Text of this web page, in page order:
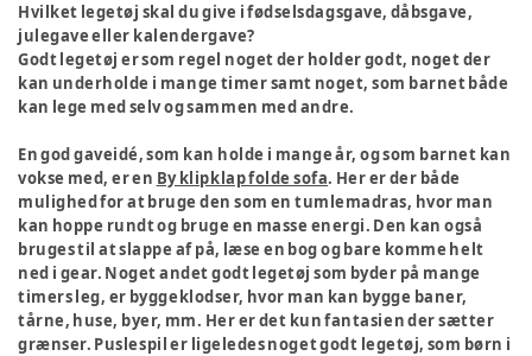
Hvilket legetøj skal du give i fødselsdagsgave, dåbsgave,
julegave eller kalendergave?
Godt legetøj er som regel noget der holder godt, noget der
kan underholde i mange timer samt noget, som barnet både
kan lege med selv og sammen med andre.
En god gaveidé, som kan holde i mange år, og som barnet kan
vokse med, er en By klipklap folde sofa. Her er der både
mulighed for at bruge den som en tumlemadras, hvor man
kan hoppe rundt og bruge en masse energi. Den kan også
bruges til at slappe af på, læse en bog og bare komme helt
ned i gear. Noget andet godt legetøj som byder på mange
timers leg, er byggeklodser, hvor man kan bygge baner,
tårne, huse, byer, mm. Her er det kun fantasien der sætter
grænser. Puslespil er ligeledes noget godt legetøj, som børn i